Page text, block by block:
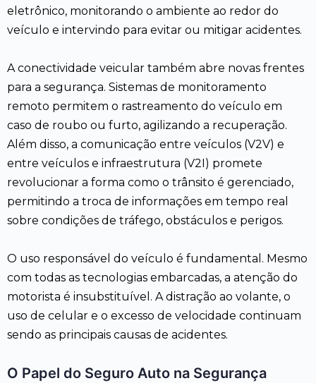
eletrônico, monitorando o ambiente ao redor do
veículo e intervindo para evitar ou mitigar acidentes.
A conectividade veicular também abre novas frentes
para a segurança. Sistemas de monitoramento
remoto permitem o rastreamento do veículo em
caso de roubo ou furto, agilizando a recuperação.
Além disso, a comunicação entre veículos (V2V) e
entre veículos e infraestrutura (V2I) promete
revolucionar a forma como o trânsito é gerenciado,
permitindo a troca de informações em tempo real
sobre condições de tráfego, obstáculos e perigos.
O uso responsável do veículo é fundamental. Mesmo
com todas as tecnologias embarcadas, a atenção do
motorista é insubstituível. A distração ao volante, o
uso de celular e o excesso de velocidade continuam
sendo as principais causas de acidentes.
O Papel do Seguro Auto na Segurança